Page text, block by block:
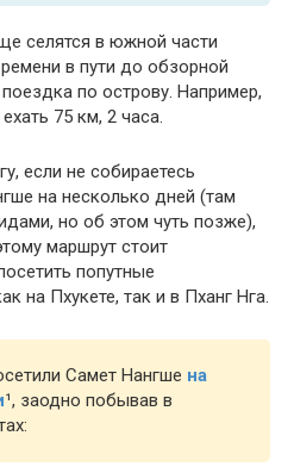
селятся в южной части
в пути до обзорной
по острову. Например,
75 км, 2 часа.
если не собираетесь
на несколько дней (там
но об этом чуть позже),
маршрут стоит
попутные
на Пхукете, так и в Пханг Нга.
Самет Нангше на
¹, заодно побывав в